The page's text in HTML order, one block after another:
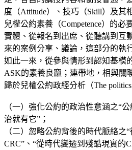
度（Attitude）、技巧（Skill）及其
兒權公約素養（Competence）的必
實體、從報名到出席、從聽講到互
來的案例分享、議論，這部分的執
如此一來，從參與情形到認知基模
ASK的素養良窳；連帶地，相與關
歸於兒權公約政經分析（The
（一）強化公約的政治性意涵之“
治就有它”；
（二）忽略公約背後的時代脈絡之
CRC”、“從時代變遷到殘酷現實的